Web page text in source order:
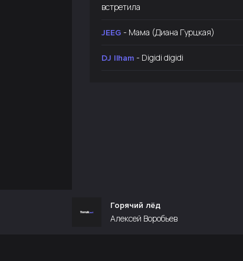
встретила
JEEG - Мама (Диана Гурцкая)
DJ Ilham - Digidi digidi
Горячий лёд
Алексей Воробьев